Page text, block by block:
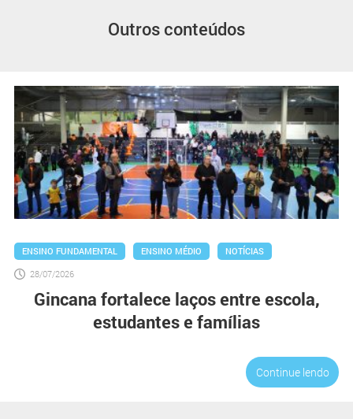
Outros conteúdos
ENSINO FUNDAMENTAL ENSINO MÉDIO
NOTÍCIAS
28/07/2026
Gincana fortalece laços entre escola,
estudantes e famílias
Continue lendo